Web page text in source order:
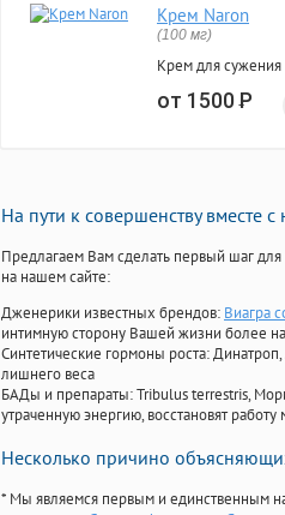
Крем Naron
(100 мг)
Крем для сужения
от 1500Р
На пути к совершенству вместе с
Предлагаем Вам сделать первый шаг
на нашем сайте:
Дженерики известных брендов: Виагра
интимную сторону Вашей жизни более
Синтетические гормоны роста:
лишнего веса
БАДы и препараты:Tribulus terrestris,
утраченную энергию, восстановят
Несколько причино
* Мы являемся первым и единственным